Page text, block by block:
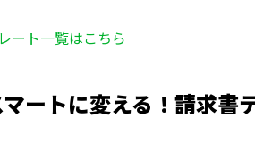
ート一覧はこちら
ートに変える！請求書